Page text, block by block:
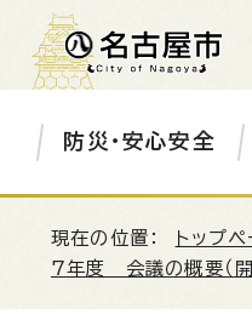
防災・安心安全
現在の位置： トップ
7年度 会議の概要（